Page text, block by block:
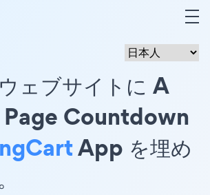
ェブサイトに A
Countdown
App を埋め